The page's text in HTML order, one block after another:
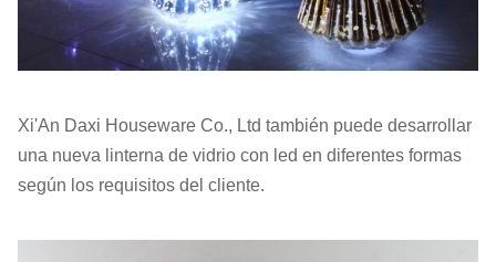
esfuerzos en el control de calidad.
Proporcionamos vidrio de alta calidad con un
precio económico.Nos gustaría cooperar con
mundo.
Xi'An Daxi Houseware Co., Ltd también puede desarrollar
una nueva linterna de vidrio con led en diferentes formas
según los requisitos del cliente.